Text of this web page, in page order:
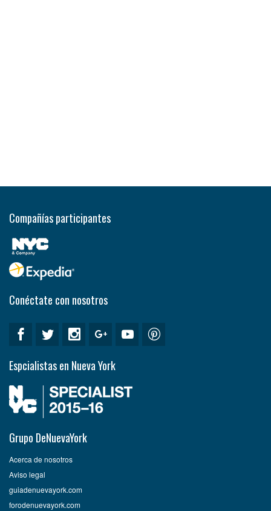
Compañías participantes
Conéctate con nosotros
Espcialistas en Nueva York
Grupo DeNuevaYork
Acerca de nosotros
Aviso legal
guiadenuevayork.com
forodenuevayork.com